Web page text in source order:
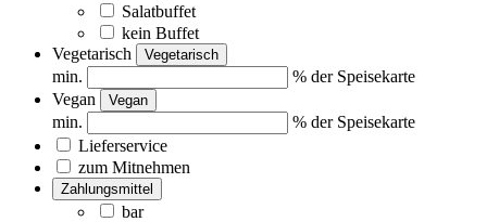
Salatbuffet
kein Buffet
Vegetarisch
Vegetarisch
min.
% der Speisekarte
Vegan
Vegan
min.
% der Speisekarte
Lieferservice
zum Mitnehmen
Zahlungsmittel
bar